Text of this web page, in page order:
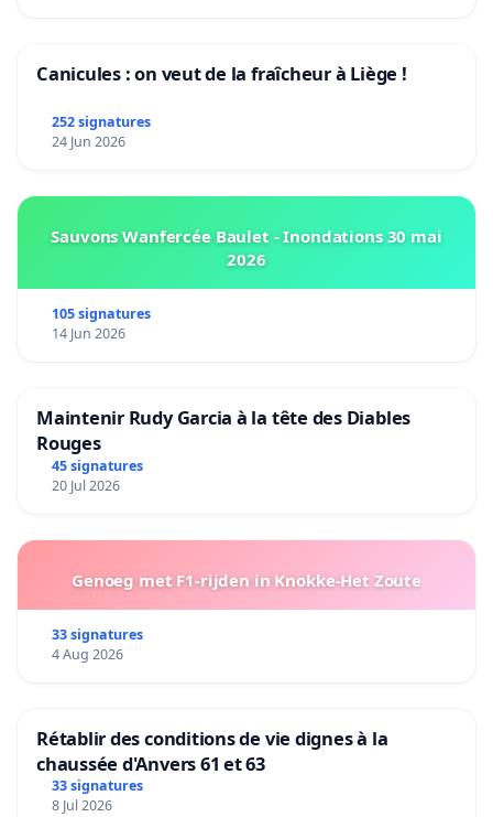
Canicules : on veut de la fraîcheur à Liège !
252 signatures
24 Jun 2026
Sauvons Wanfercée Baulet - Inondations 30 mai
2026
105 signatures
14 Jun 2026
Maintenir Rudy Garcia à la tête des Diables
Rouges
45 signatures
20 Jul 2026
Genoeg met F1-rijden in Knokke-Het Zoute
33 signatures
4 Aug 2026
Rétablir des conditions de vie dignes à la
chaussée d'Anvers 61 et 63
33 signatures
8 Jul 2026